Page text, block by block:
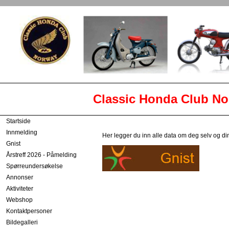
Classic Honda Club
Startside
Innmelding
Gnist
Årstreff 2026 - Påmelding
Spørreundersøkelse
Annonser
Aktiviteter
Webshop
Kontaktpersoner
Bildegalleri
Her legger du inn alle data om deg selv og